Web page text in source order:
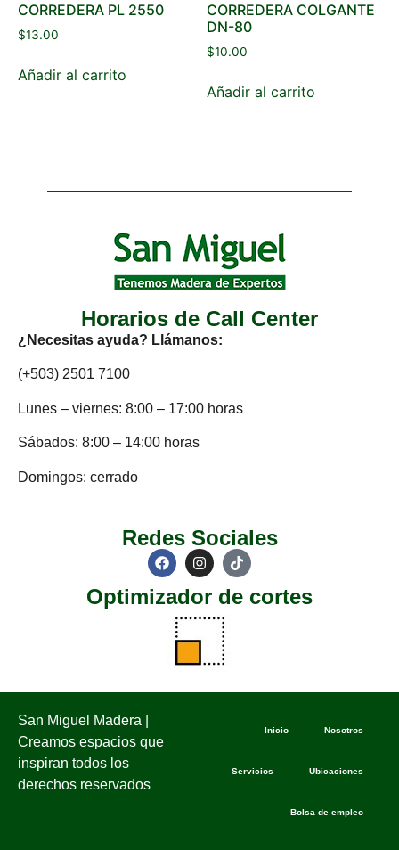
CORREDERA PL 2550
$13.00
Añadir al carrito
CORREDERA COLGANTE
DN-80
$10.00
Añadir al carrito
Horarios de Call Center
¿Necesitas ayuda? Llámanos:
(+503) 2501 7100
Lunes – viernes: 8:00 – 17:00 horas
Sábados: 8:00 – 14:00 horas
Domingos: cerrado
Redes Sociales
Optimizador de cortes
San Miguel Madera |
Creamos espacios que
inspiran todos los
derechos reservados
Inicio Nosotros
Servicios Ubicaciones
Bolsa de empleo